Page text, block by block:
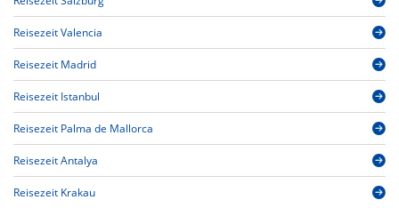
Reisezeit Valencia
Reisezeit Madrid
Reisezeit Istanbul
Reisezeit Palma de Mallorca
Reisezeit Antalya
Reisezeit Krakau